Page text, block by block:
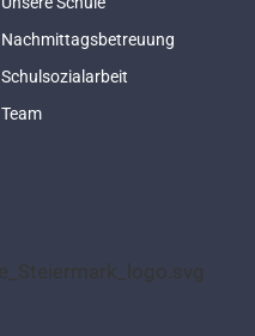
Nachmittagsbetreuung
Schulsozialarbeit
Team